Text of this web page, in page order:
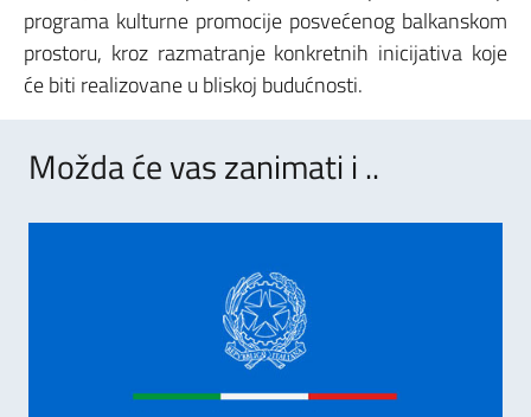
programa kulturne promocije posvećenog balkanskom
prostoru, kroz razmatranje konkretnih inicijativa koje
će biti realizovane u bliskoj budućnosti.
Možda će vas zanimati i ..